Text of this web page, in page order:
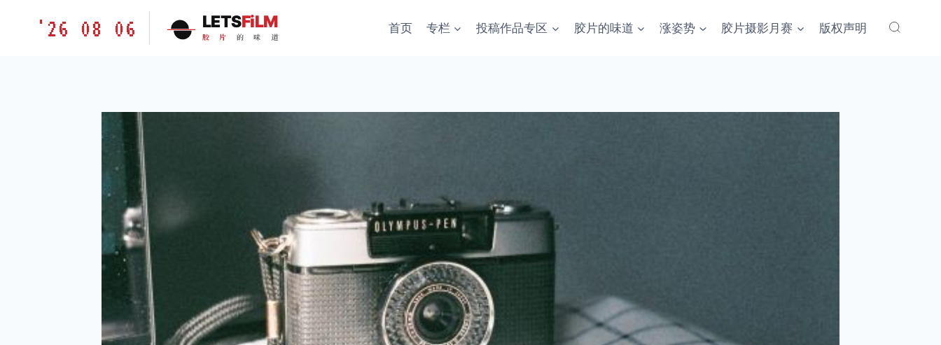
胶'26 08 06 LETSFiLM
胶 片 的 味 道
首页 专栏 投稿作品专区 胶片的味道 涨姿势 胶片摄影月赛 版权声明